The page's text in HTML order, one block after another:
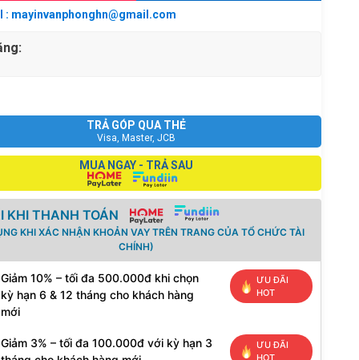
mayinvanphonghn@gmail.com
TRẢ GÓP QUA THẺ
Visa, Master, JCB
MUA NGAY - TRẢ SAU
KHI THANH TOÁN
KHI XÁC NHẬN KHOẢN VAY TRÊN TRANG CỦA TỔ CHỨC TÀI
CHÍNH)
Giảm 10% – tối đa 500.000đ khi chọn
kỳ hạn 6 & 12 tháng cho khách hàng
mới
ƯU ĐÃI
HOT
Giảm 3% – tối đa 100.000đ với kỳ hạn 3
ƯU ĐÃI
HOT